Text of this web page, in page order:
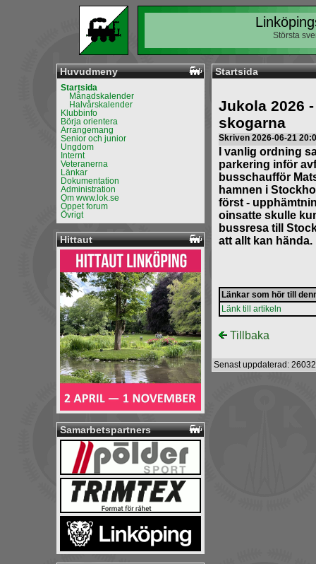
Största
Huvudmeny
Startsida
Månadskalender
Halvårskalender
Klubbinfo
Börja orientera
Arrangemang
Senior och junior
Ungdom
Internt
Veteranerna
Länkar
Dokumentation
Administration
Om www.lok.se
Öppet forum
Övrigt
Hittaut
Samarbetspartners
Startsida
Jukola 2026
skogarna
Skriven 2026-06-21
I vanlig ordning
parkering inför
busschaufför
hamnen i
först -
oinsatte skulle
bussresa till
att allt kan hända.
Länkar som hör till
Länk till artikeln
Tillbaka
Senast uppdaterad: